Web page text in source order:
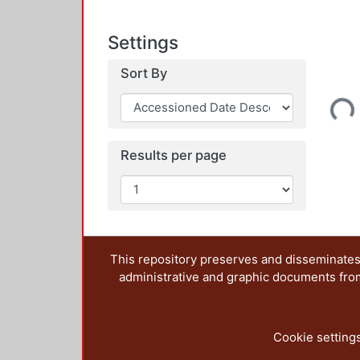
Settings
Sort By
Results per page
Loading...
This repository preserves and
administrative and graphic documents
Cookie